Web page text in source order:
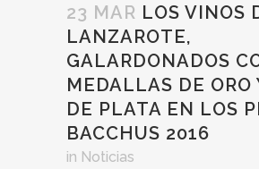
23 MAR LOS VINOS
LANZAROTE,
GALARDONADOS
MEDALLAS DE ORO
DE PLATA EN LOS
BACCHUS 2016
in Noticias